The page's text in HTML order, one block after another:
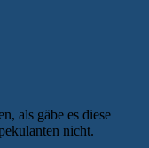
als gäbe es diese
nicht.